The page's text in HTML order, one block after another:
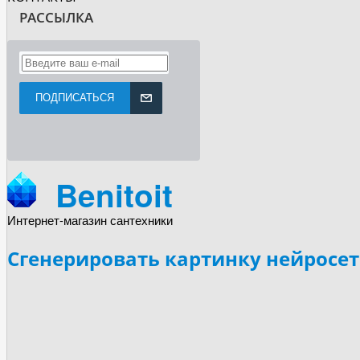
РАССЫЛКА
ПОДПИСАТЬСЯ
Benitoit
Интернет-магазин сантехники
Сгенерировать картинку